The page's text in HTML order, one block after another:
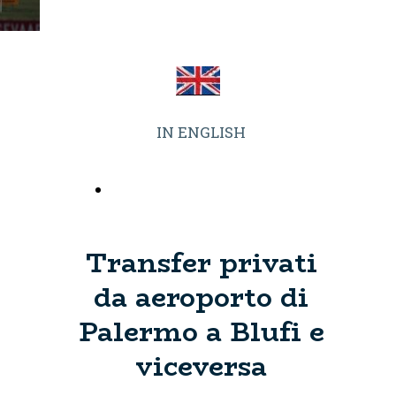
IN ENGLISH
Transfer privati
da aeroporto di
Palermo a Blufi e
viceversa